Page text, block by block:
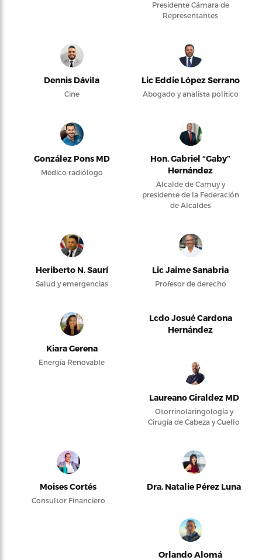
Presidente Cámara de
Representantes
Dennis Dávila
Cine
Lic Eddie López Serrano
Abogado y analista político
González Pons MD
Médico radiólogo
Hon. Gabriel “Gaby”
Hernández
Alcalde de Camuy y
presidente de la Federación
de Alcaldes
Heriberto N. Saurí
Salud y emergencias
Lic Jaime Sanabria
Profesor de derecho
Kiara Gerena
Energía Renovable
Lcdo Josué Cardona
Hernández
Laureano Giraldez MD
Otorrinolaringología y
Cirugía de Cabeza y Cuello
Moises Cortés
Consultor Financiero
Dra. Natalie Pérez Luna
Orlando Alomá